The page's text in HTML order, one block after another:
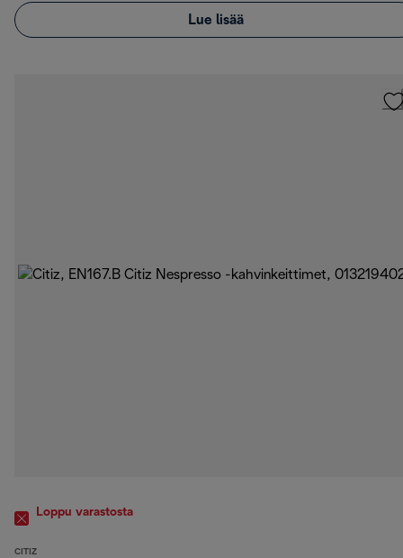
Lue lisää
Loppu varastosta
CITIZ